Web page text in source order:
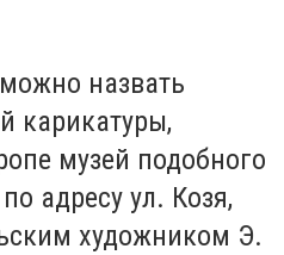
назвать
карикатуры,
музей подобного
адресу ул. Козя,
художником Э.